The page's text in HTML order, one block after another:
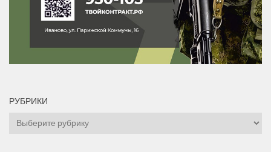
РУБРИКИ
Рубрики